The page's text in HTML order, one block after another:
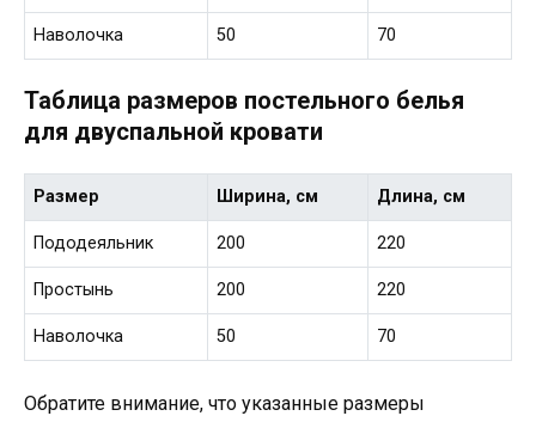
Наволочка 50 70
Таблица размеров постельного белья
для двуспальной кровати
Размер Ширина, см Длина, см
Пододеяльник 200 220
Простынь 200 220
Наволочка 50 70
Обратите внимание, что указанные размеры